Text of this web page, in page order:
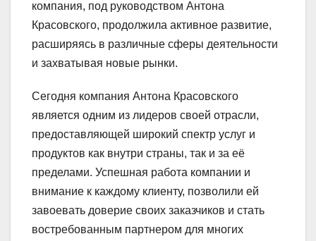
компания, под руководством Антона
Красовского, продолжила активное развитие,
расширяясь в различные сферы деятельности
и захватывая новые рынки.
Сегодня компания Антона Красовского
является одним из лидеров своей отрасли,
предоставляющей широкий спектр услуг и
продуктов как внутри страны, так и за её
пределами. Успешная работа компании и
внимание к каждому клиенту, позволили ей
завоевать доверие своих заказчиков и стать
востребованным партнером для многих